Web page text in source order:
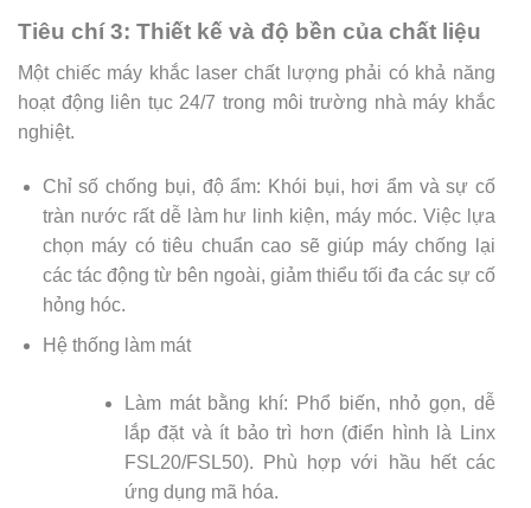
Tiêu chí 3: Thiết kế và độ bền của chất liệu
Một chiếc máy khắc laser chất lượng phải có khả năng
hoạt động liên tục 24/7 trong môi trường nhà máy khắc
nghiệt.
Chỉ số chống bụi, độ ẩm: Khói bụi, hơi ẩm và sự cố
tràn nước rất dễ làm hư linh kiện, máy móc. Việc lựa
chọn máy có tiêu chuẩn cao sẽ giúp máy chống lại
các tác động từ bên ngoài, giảm thiểu tối đa các sự cố
hỏng hóc.
Hệ thống làm mát
Làm mát bằng khí: Phổ biến, nhỏ gọn, dễ
lắp đặt và ít bảo trì hơn (điển hình là Linx
FSL20/FSL50). Phù hợp với hầu hết các
ứng dụng mã hóa.